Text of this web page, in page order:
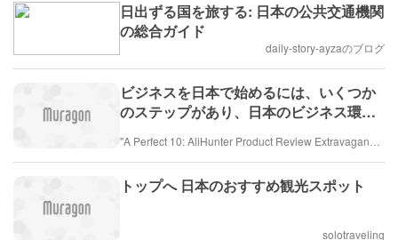
日出ずる国を旅する: 日本の公共交通機関
の総合ガイド
daily-story-ayzaのブログ
ビジネスを日本で始めるには、いくつか
のステップがあり、日本のビジネス環境
とが重要です。以下は、始めるための一
トップへ 日本のおすすめ観光スポット
solotraveling